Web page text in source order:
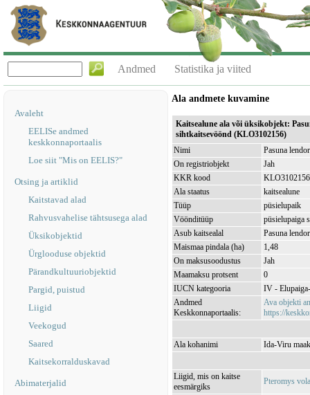
Andmed Statistika ja viited
Avaleht
EELISe andmed
keskkonnaportaalis
Loe siit "Mis on EELIS?"
Otsing ja artiklid
Kaitstavad alad
Rahvusvahelise tähtsusega alad
Üksikobjektid
Ürglooduse objektid
Pärandkultuuriobjektid
Pargid, puistud
Liigid
Veekogud
Saared
Kaitsekorralduskavad
Abimaterjalid
Ala andmete kuvamine
Kaitsealune ala või üksikobjekt:
sihtkaitsevöönd (KLO3102156)
Nimi
Pasuna
On registriobjekt
Jah
KKR kood
KLO3102156
Ala staatus
kaitsealune
Tüüp
püsielupaik
Vöönditüüp
püsielupaiga
Asub kaitsealal
Pasuna
Maismaa pindala (ha)
1,48
On maksusoodustus
Jah
Maamaksu protsent
0
IUCN kategooria
IV -
Andmed
Keskkonnaportaalis:
Ava objekti
https://
Ala kohanimi Ida-Viru
Liigid, mis on kaitse
eesmärgiks
Pteromys